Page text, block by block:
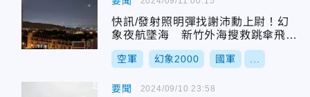
快訊/發射照明彈找謝沛勳上尉！幻
象夜航墜海 新竹外海搜救跳傘飛官
畫面曝
空軍 幻象2000 國軍
要聞 2024/09/10 23:58